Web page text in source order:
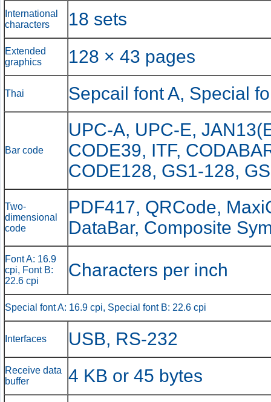
International
characters
18 sets
Extended
graphics
128 × 43 pages
Thai Sepcail font A, Special
Bar code
UPC-A, UPC-E,
CODE39, ITF,
CODE128, GS1-128,
Two-
dimensional
code
PDF417, QRCode,
DataBar, Composite
Font A: 16.9
cpi, Font B:
22.6 cpi
Characters per inch
Special font A: 16.9 cpi, Special font B: 22.6 cpi
Interfaces USB, RS-232
Receive data
buffer
4 KB or 45 bytes